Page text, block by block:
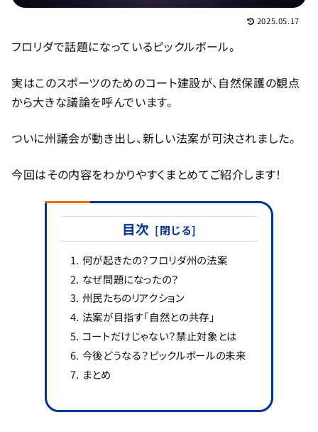
2025.05.17
フロリダで話題になっているピックルボール。
実はこのスポーツのためのコート建設が、自然保護の観点
から大きな議論を呼んでいます。
ついに州議会が動き出し、新しい法案が可決されました。
今回はその内容をわかりやすくまとめてご紹介します！
目次
何が起きたの？フロリダ州の法案
なぜ問題になったの？
州民たちのリアクション
法案が目指す「自然との共存」
コートだけじゃない？禁止対象とは
今後どうなる？ピックルボールの未来
まとめ